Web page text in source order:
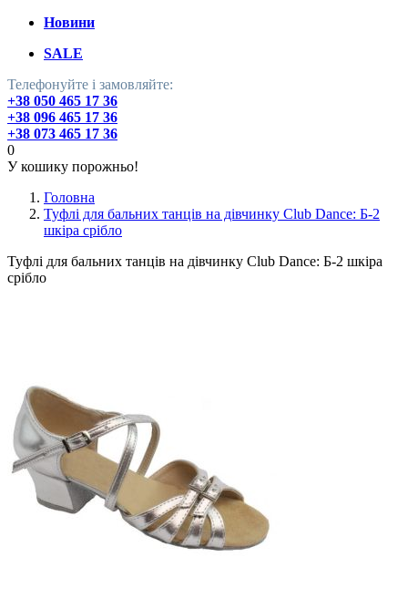
Новини
SALE
Телефонуйте і замовляйте:
+38 050 465 17 36
+38 096 465 17 36
+38 073 465 17 36
0
У кошику порожньо!
Головна
Туфлі для бальних танців на дівчинку Club Dance: Б-2
шкіра срібло
Туфлі для бальних танців на дівчинку Club Dance: Б-2 шкіра
срібло